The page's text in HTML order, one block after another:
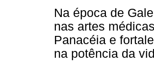
Na época de
nas artes
Panacéia e
na potência da